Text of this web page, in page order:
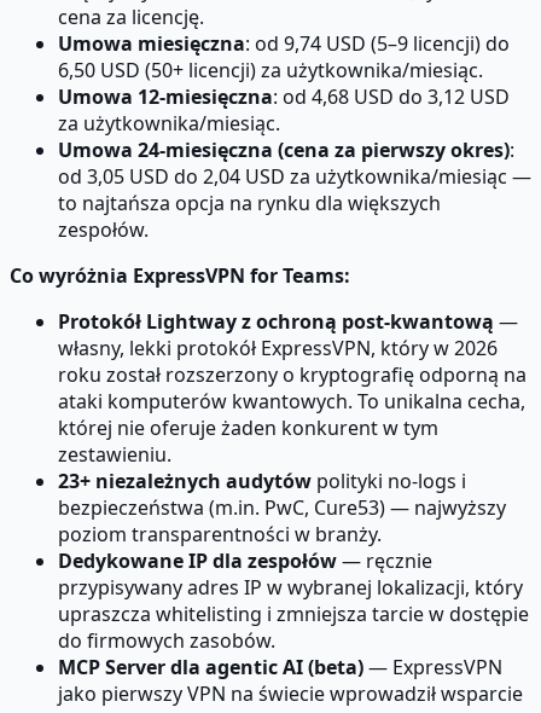
cena za licencję.
Umowa miesięczna: od 9,74 USD (5–9 licencji) do
6,50 USD (50+ licencji) za użytkownika/miesiąc.
Umowa 12-miesięczna: od 4,68 USD do 3,12 USD
za użytkownika/miesiąc.
Umowa 24-miesięczna (cena za pierwszy okres):
od 3,05 USD do 2,04 USD za użytkownika/miesiąc —
to najtańsza opcja na rynku dla większych
zespołów.
Co wyróżnia ExpressVPN for Teams:
Protokół Lightway z ochroną post-kwantową —
własny, lekki protokół ExpressVPN, który w 2026
roku został rozszerzony o kryptografię odporną na
ataki komputerów kwantowych. To unikalna cecha,
której nie oferuje żaden konkurent w tym
zestawieniu.
23+ niezależnych audytów polityki no-logs i
bezpieczeństwa (m.in. PwC, Cure53) — najwyższy
poziom transparentności w branży.
Dedykowane IP dla zespołów— ręcznie
przypisywany adres IP w wybranej lokalizacji, który
upraszcza whitelisting i zmniejsza tarcie w dostępie
do firmowych zasobów.
MCP Server dla agentic AI (beta)— ExpressVPN
jako pierwszy VPN na świecie wprowadził wsparcie